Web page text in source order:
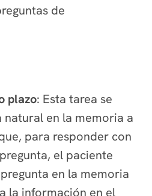
de
plazo: Esta tarea se
en la memoria a
para responder con
el paciente
en la memoria
la información en el